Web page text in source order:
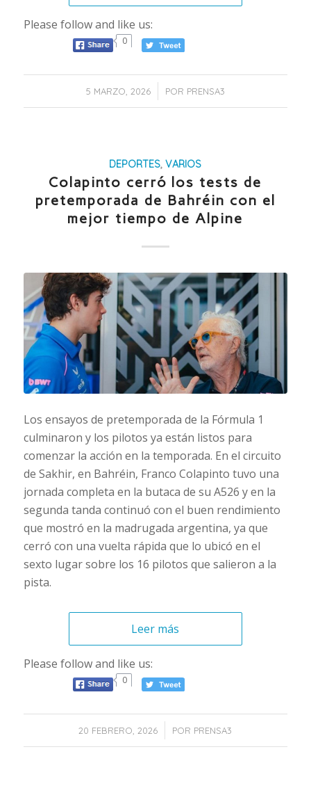
Please follow and like us:
0
5 MARZO, 2026
/ POR PRENSA3
DEPORTES,VARIOS
Colapinto cerró los tests de
pretemporada de Bahréin con el
mejor tiempo de Alpine
Los ensayos de pretemporada de la Fórmula 1
culminaron y los pilotos ya están listos para
comenzar la acción en la temporada. En el circuito
de Sakhir, en Bahréin, Franco Colapinto tuvo una
jornada completa en la butaca de su A526 y en la
segunda tanda continuó con el buen rendimiento
que mostró en la madrugada argentina, ya que
cerró con una vuelta rápida que lo ubicó en el
sexto lugar sobre los 16 pilotos que salieron a la
pista.
Leer más
Please follow and like us:
0
20 FEBRERO, 2026
/ POR PRENSA3